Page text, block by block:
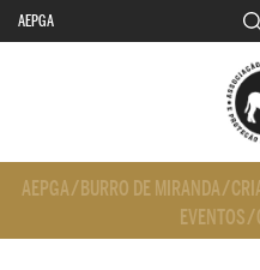
AEPGA
AEPGA/ BURRO DE MIRANDA/
EVENTOS/